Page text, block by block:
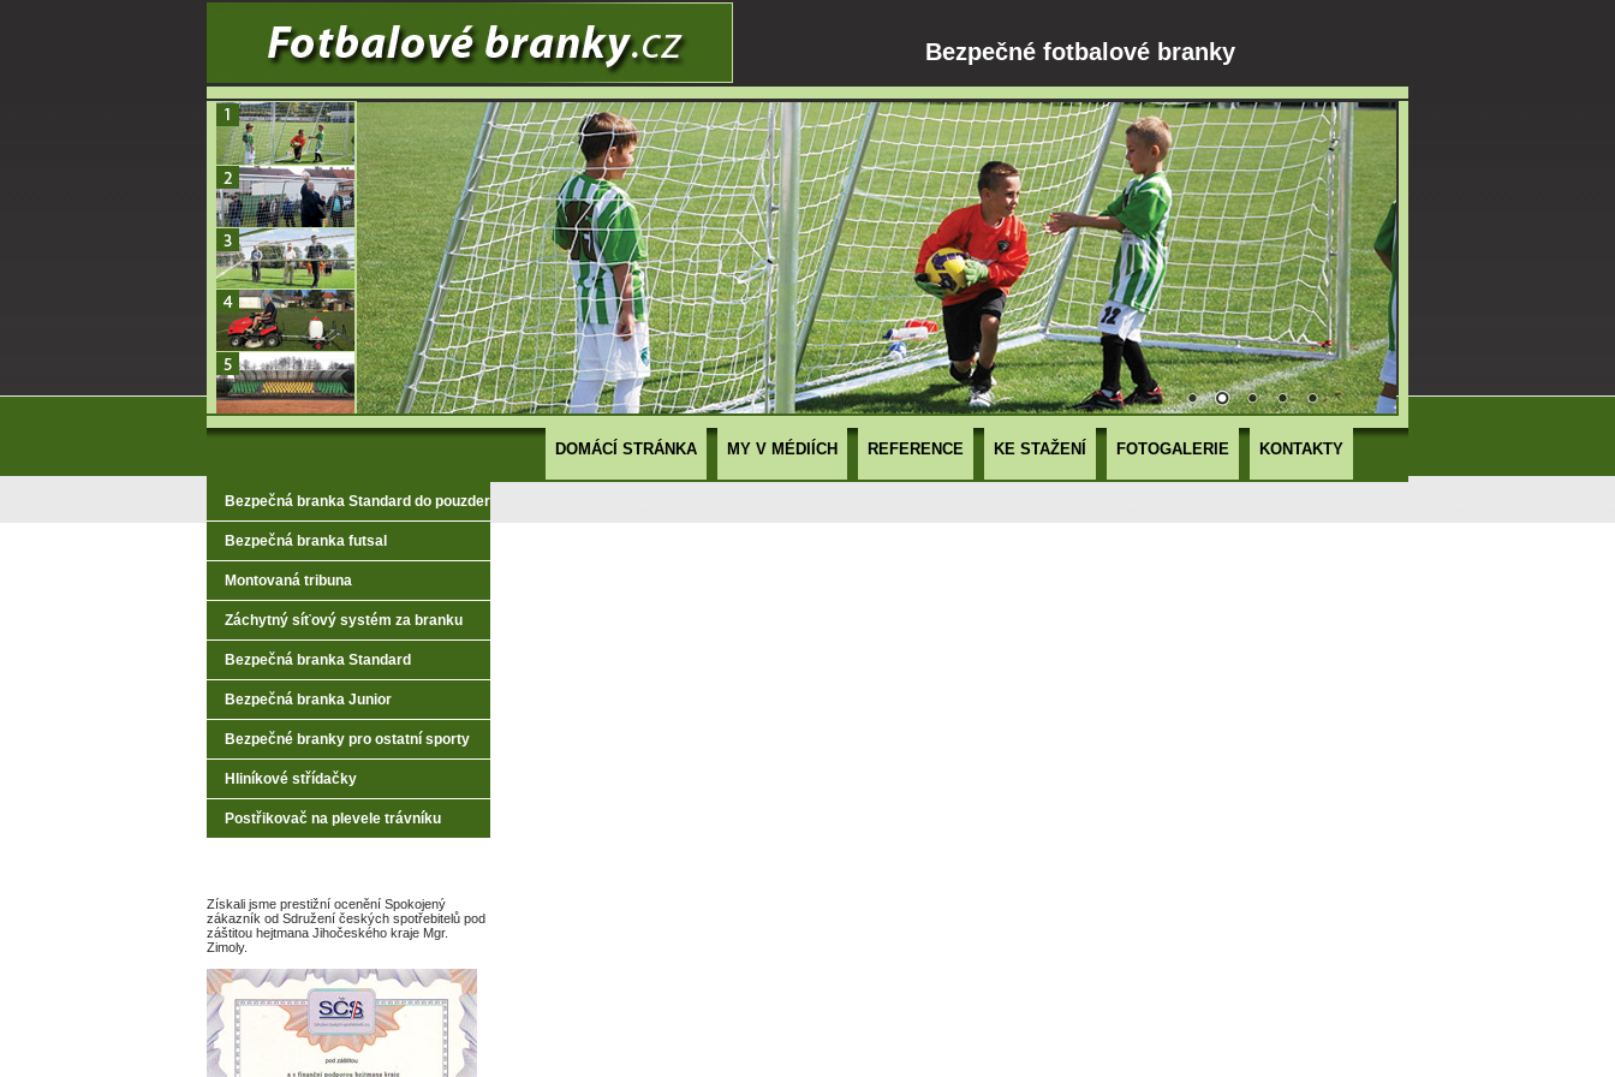
Bezpečné fotbalové branky
DOMÁCÍ STRÁNKA MY V MÉDIÍCH REFERENCE KE STAŽENÍ FOTOGALERIE KONTAKTY
Bezpečná branka Standard do pouzder
Bezpečná branka futsal
Montovaná tribuna
Záchytný síťový systém za branku
Bezpečná branka Standard
Bezpečná branka Junior
Bezpečné branky pro ostatní sporty
Hliníkové střídačky
Postřikovač na plevele trávníku
Získali jsme prestižní ocenění Spokojený
zákazník od Sdružení českých spotřebitelů pod
záštitou hejtmana Jihočeského kraje Mgr.
Zimoly.